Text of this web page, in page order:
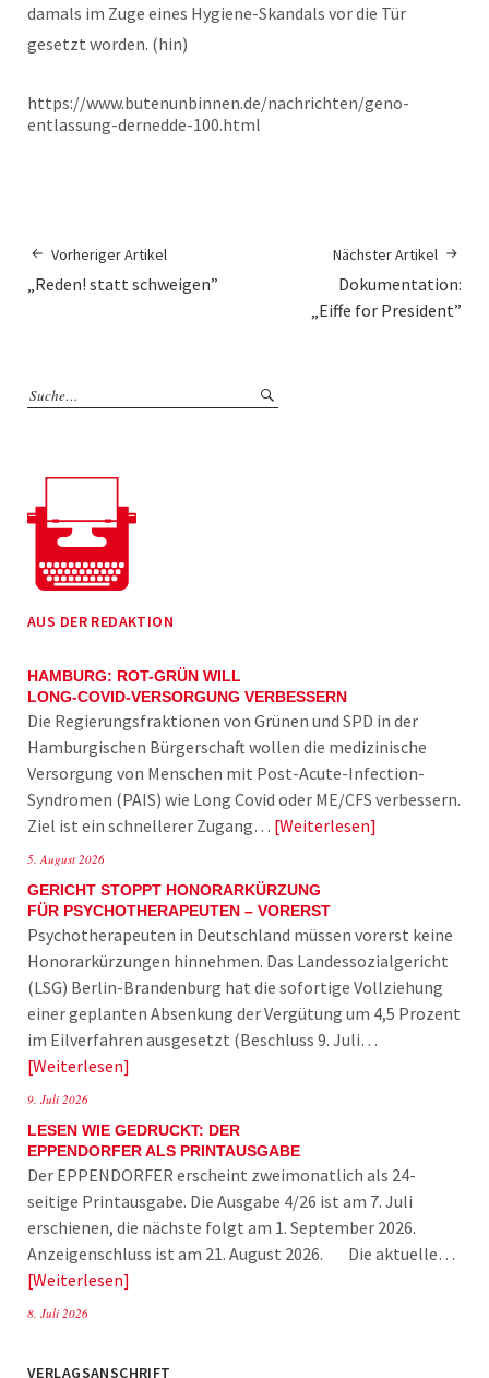
damals im Zuge eines Hygiene-Skandals vor die Tür
gesetzt worden. (hin)
https://www.butenunbinnen.de/nachrichten/geno-
entlassung-dernedde-100.html
Vorheriger Artikel
„Reden! statt schweigen”
Nächster Artikel
Dokumentation:
„Eiffe for President”
AUS DER REDAKTION
HAMBURG: ROT-GRÜN WILL
LONG-COVID-VERSORGUNG VERBESSERN
Die Regierungsfraktionen von Grünen und SPD in der
Hamburgischen Bürgerschaft wollen die medizinische
Versorgung von Menschen mit Post-Acute-Infection-
Syndromen (PAIS) wie Long Covid oder ME/CFS verbessern.
Ziel ist ein schnellerer Zugang… Weiterlesen
5. August 2026
GERICHT STOPPT HONORARKÜRZUNG
FÜR PSYCHOTHERAPEUTEN – VORERST
Psychotherapeuten in Deutschland müssen vorerst keine
Honorarkürzungen hinnehmen. Das Landessozialgericht
(LSG) Berlin-Brandenburg hat die sofortige Vollziehung
einer geplanten Absenkung der Vergütung um 4,5 Prozent
im Eilverfahren ausgesetzt (Beschluss 9. Juli…
Weiterlesen
9. Juli 2026
LESEN WIE GEDRUCKT: DER
EPPENDORFER ALS PRINTAUSGABE
Der EPPENDORFER erscheint zweimonatlich als 24-
seitige Printausgabe. Die Ausgabe 4/26 ist am 7. Juli
erschienen, die nächste folgt am 1. September 2026.
Anzeigenschluss ist am 21. August 2026. Die aktuelle…
Weiterlesen
8. Juli 2026
VERLAGSANSCHRIFT